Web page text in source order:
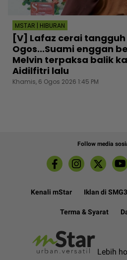
MSTAR | HIBURAN
[V] Lafaz cerai tangguh
Ogos...Suami enggan
Melvin terpaksa balik
Aidilfitri lalu
Khamis, 6 Ogos 2026 1:45 PM
Follow media
Kenali mStar Iklan di
Terma & Syarat
Lebih